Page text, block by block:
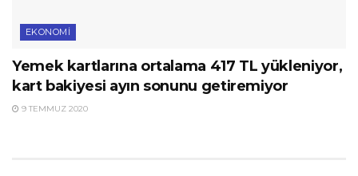
EKONOMI
Yemek kartlarına ortalama 417 TL yükleniyor,
kart bakiyesi ayın sonunu getiremiyor
9 TEMMUZ 2020